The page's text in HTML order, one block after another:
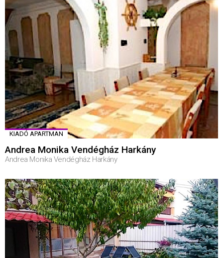
KIADÓ APARTMAN
Andrea Monika Vendégház Harkány
Andrea Monika Vendégház Harkány